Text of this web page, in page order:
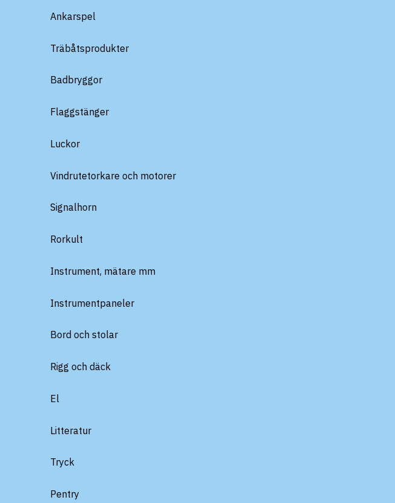
Ankarspel
Träbåtsprodukter
Badbryggor
Flaggstänger
Luckor
Vindrutetorkare och motorer
Signalhorn
Rorkult
Instrument, mätare mm
Instrumentpaneler
Bord och stolar
Rigg och däck
El
Litteratur
Tryck
Pentry